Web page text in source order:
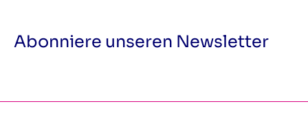
Abonniere unseren Newsletter